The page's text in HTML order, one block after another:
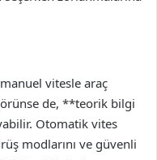
vitesle araç
de, **teorik bilgi
Otomatik vites
modlarını ve güvenli